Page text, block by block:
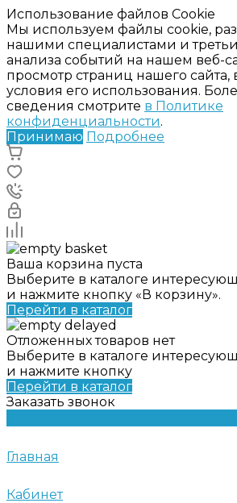
Использование файлов Cookie
Мы используем файлы cookie,
нашими специалистами и
анализа событий на нашем веб-
просмотр страниц нашего
условия его использования.
сведения смотрите в Политике
конфиденциальности.
Принимаю Подробнее
Ваша корзина пуста
Выберите в каталоге
и нажмите кнопку «В корзину».
Перейти в каталог
Отложенных товаров нет
Выберите в каталоге
и нажмите кнопку
Перейти в каталог
Заказать звонок
Главная
Кабинет